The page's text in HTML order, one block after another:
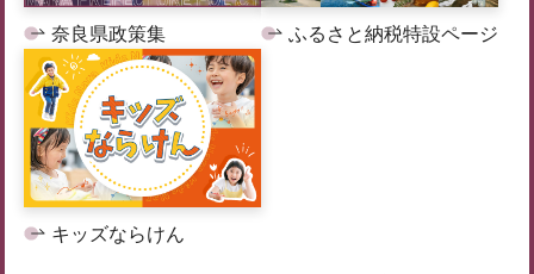
奈良県政策集 ふるさと納税特設ページ
キッズならけん